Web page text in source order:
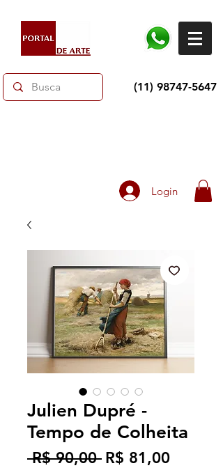
(11) 98747-5647
Login
Julien Dupré -
Tempo de Colheita
R$ 90,00 Preço
R$ 81,00Preço